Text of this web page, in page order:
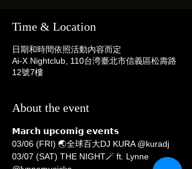
Time & Location
日期和時間依照活動內容而定
Ai-X Nightclub, 110台湾臺北市信義區松壽路
12號7樓
About the event
𝗠𝗮𝗿𝗰𝗵 𝘂𝗽𝗰𝗼𝗺𝗶𝗴 𝗲𝘃𝗲𝗻𝘁𝘀
03/06 (FRI) 🌏全球百大DJ KURA @kuradj
03/07 (SAT) THE NIGHT🪄 ft. Lynne